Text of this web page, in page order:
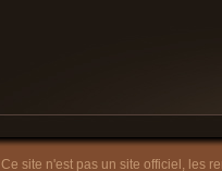
Ce site n'est pas un site officiel, les